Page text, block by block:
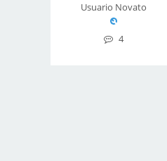
Usuario Novato
4